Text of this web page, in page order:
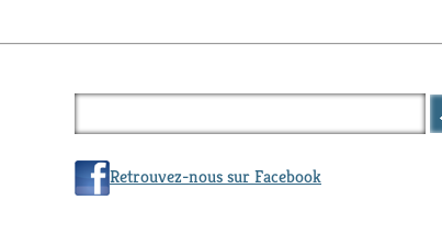
Retrouvez-nous sur Facebook